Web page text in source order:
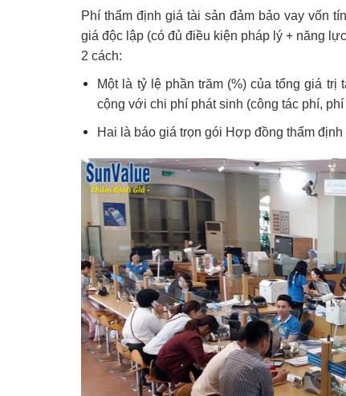
Phí thẩm định giá tài sản đảm bảo vay vốn
giá độc lập (có đủ điều kiện pháp lý + năng
2 cách:
Một là tỷ lệ phần trăm (%) của tổng giá
cộng với chi phí phát sinh (công tác phí,
Hai là báo giá trọn gói Hợp đồng thẩm